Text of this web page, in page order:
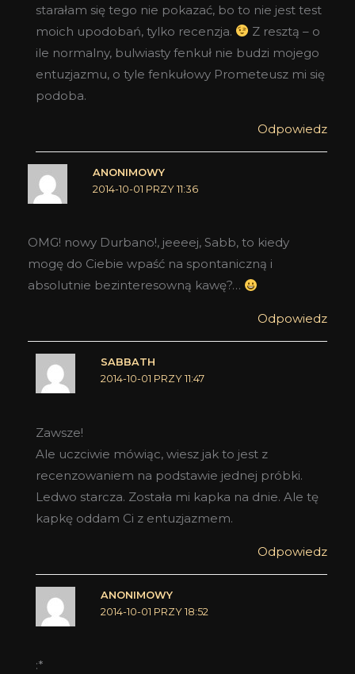
starałam się tego nie pokazać, bo to nie jest test
moich upodobań, tylko recenzja.
Z resztą – o
ile normalny, bulwiasty fenkuł nie budzi mojego
entuzjazmu, o tyle fenkułowy Prometeusz mi się
podoba.
Odpowiedz
ANONIMOWY
2014-10-01 PRZY 11:36
OMG! nowy Durbano!, jeeeej, Sabb, to kiedy
mogę do Ciebie wpaść na spontaniczną i
absolutnie bezinteresowną kawę?…
Odpowiedz
SABBATH
2014-10-01 PRZY 11:47
Zawsze!
Ale uczciwie mówiąc, wiesz jak to jest z
recenzowaniem na podstawie jednej próbki.
Ledwo starcza. Została mi kapka na dnie. Ale tę
kapkę oddam Ci z entuzjazmem.
Odpowiedz
ANONIMOWY
2014-10-01 PRZY 18:52
:*